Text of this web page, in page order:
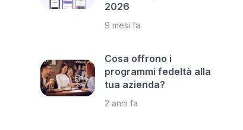
2026
9 mesi fa
Cosa offrono i
programmi fedeltà alla
tua azienda?
2 anni fa